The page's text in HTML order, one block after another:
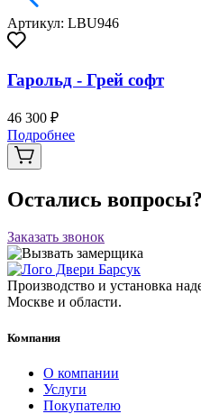
Артикул: LBU946
Гарольд - Грей софт
46 300 ₽
Подробнее
Остались вопросы?
Заказать звонок
Производство и установка
Москве и области.
Компания
О компании
Услуги
Покупателю